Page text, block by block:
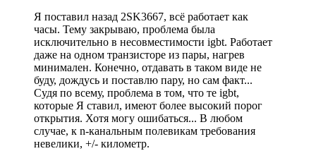
Я поставил назад 2SK3667, всё работает как
часы. Тему закрываю, проблема была
исключительно в несовместимости igbt. Работает
даже на одном транзисторе из пары, нагрев
минимален. Конечно, отдавать в таком виде не
буду, дождусь и поставлю пару, но сам факт...
Судя по всему, проблема в том, что те igbt,
которые Я ставил, имеют более высокий порог
открытия. Хотя могу ошибаться... В любом
случае, к n-канальным полевикам требования
невелики, +/- километр.